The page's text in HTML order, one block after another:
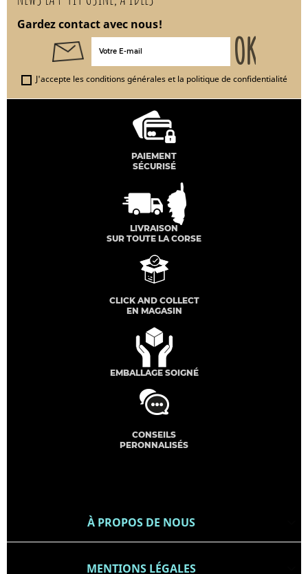
Gardez contact avec nous!
J'accepte les conditions générales et la politique de confidentialité
PAIEMENT
SÉCURISÉ
LIVRAISON
SUR TOUTE LA CORSE
CLICK AND COLLECT
EN MAGASIN
EMBALLAGE SOIGNÉ
CONSEILS
PERONNALISÉS
À PROPOS DE NOUS
MENTIONS LÉGALES